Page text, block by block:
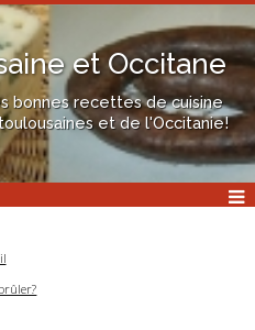
et Occitane
bonnes recettes de cuisine
et de l'Occitanie!